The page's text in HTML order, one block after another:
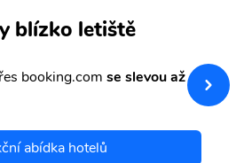
blízko letiště
booking.com se slevou až
abídka hotelů